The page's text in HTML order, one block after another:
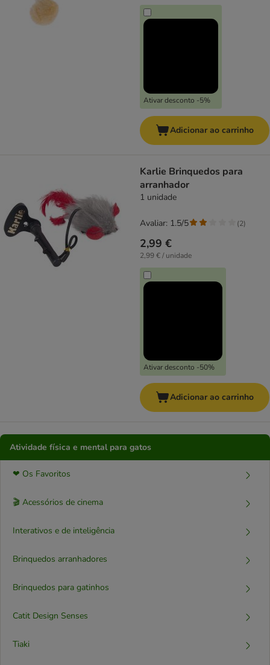
Ativar desconto -5%
Adicionar ao carrinho
Karlie Brinquedos para
arranhador
1 unidade
2,99 €
2,99 € / unidade
Ativar desconto -50%
Avaliar: 1.5/5 (2)
Adicionar ao carrinho
Atividade física e mental para gatos
❤ Os Favoritos
🎬 Acessórios de cinema
Interativos e de inteligência
Brinquedos arranhadores
Brinquedos para gatinhos
Catit Design Senses
Tiaki